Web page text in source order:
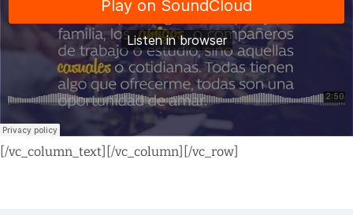
[/vc_column_text][/vc_column][/vc_row]